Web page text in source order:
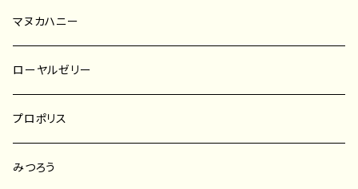
菜の花蜂蜜
そば蜂蜜
りんご蜂蜜
その他の蜜種
アカシア蜂蜜
プッシュボトル／ポリ容器
はちみつスティック
レンゲ蜂蜜
菜の花蜂蜜
そば蜂蜜
マヌカハニー
ローヤルゼリー
プロポリス
みつろう